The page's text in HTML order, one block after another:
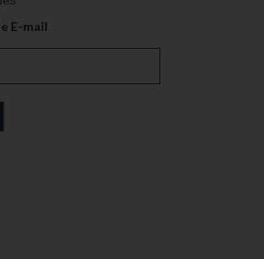
E-mail